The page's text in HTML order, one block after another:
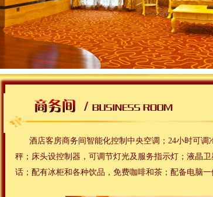
酒店客房商务间智能化控制中央空调；24小时可调
秤；床头设控制器，可调节灯光及服务指示灯；液晶
话；配有冰柜和各种饮品，免费咖啡和茶；配备电脑